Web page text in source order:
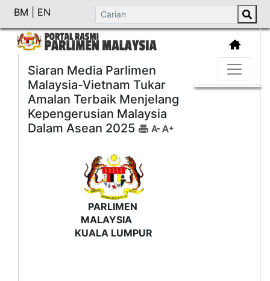
BM EN
Siaran Media Parlimen
Malaysia-Vietnam Tukar
Amalan Terbaik Menjelang
Kepengerusian Malaysia
Dalam Asean 2025
PARLIMEN
MALAYSIA
KUALA LUMPUR